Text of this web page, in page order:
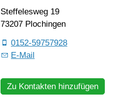
Steffelesweg 19
73207 Plochingen
0152-59757928
E-Mail
Zu Kontakten hinzufügen